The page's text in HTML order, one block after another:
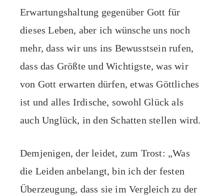
Erwartungshaltung gegenüber Gott für
dieses Leben, aber ich wünsche uns noch
mehr, dass wir uns ins Bewusstsein rufen,
dass das Größte und Wichtigste, was wir
von Gott erwarten dürfen, etwas Göttliches
ist und alles Irdische, sowohl Glück als
auch Unglück, in den Schatten stellen wird.
Demjenigen, der leidet, zum Trost: „Was
die Leiden anbelangt, bin ich der festen
Überzeugung, dass sie im Vergleich zu der